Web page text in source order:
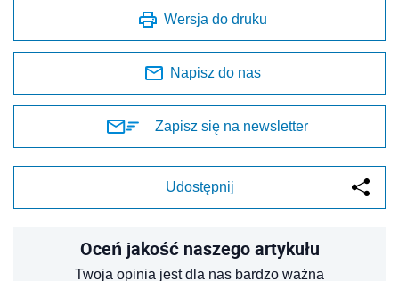
Wersja do druku
Napisz do nas
Zapisz się na newsletter
Udostępnij
Oceń jakość naszego artykułu
Twoja opinia jest dla nas bardzo ważna